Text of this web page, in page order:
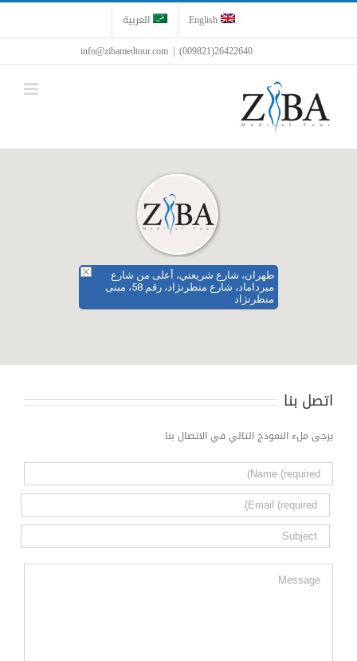
Skip
content
English
العربية
26422640(009821)
|
info@zibamedtour.com
طهران، شارع شريعتي، أعلی من شارع
میرداماد، شارع منظرنژاد، رقم 58، مبنى
منظرنژاد
اتصل بنا
يرجى ملء النموذج التالي في الاتصال بنا